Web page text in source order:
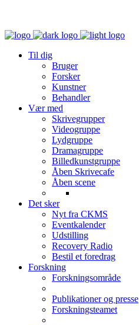
Til dig
Bruger
Forsker
Kunstner
Behandler
Vær med
Skrivegrupper
Videogruppe
Lydgruppe
Dramagruppe
Billedkunstgruppe
Åben Skrivecafe
Åben scene
Det sker
Nyt fra CKMS
Eventkalender
Udstilling
Recovery Radio
Bestil et foredrag
Forskning
Forskningsområde
Publikationer og presse
Forskningsteamet